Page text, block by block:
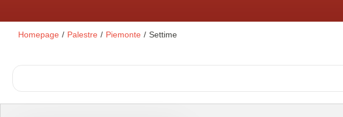
Homepage / Palestre / Piemonte / Settime